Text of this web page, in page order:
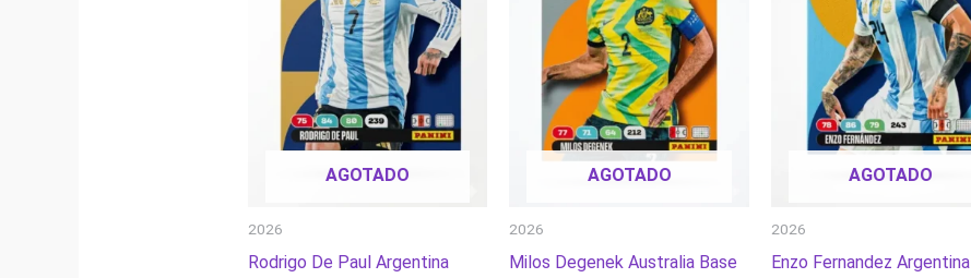
AGOTADO
2026
Rodrigo De Paul Argentina
AGOTADO
2026
Milos Degenek Australia Base
AGOTADO
2026
Enzo Fernandez Argentina